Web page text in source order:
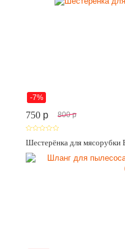
-7%
750 p 800 p
Шестерёнка для мясорубки